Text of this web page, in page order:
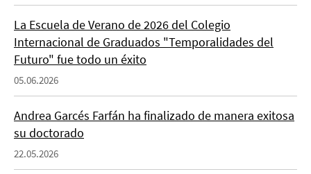
La Escuela de Verano de 2026 del Colegio
Internacional de Graduados "Temporalidades del
Futuro" fue todo un éxito
05.06.2026
Andrea Garcés Farfán ha finalizado de manera exitosa
su doctorado
22.05.2026